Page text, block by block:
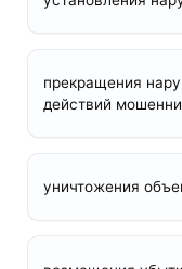
прекращения
действий
уничтожения